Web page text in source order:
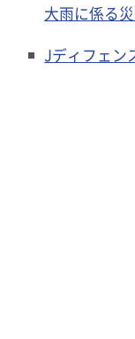
大雨に係る
Jディフェン